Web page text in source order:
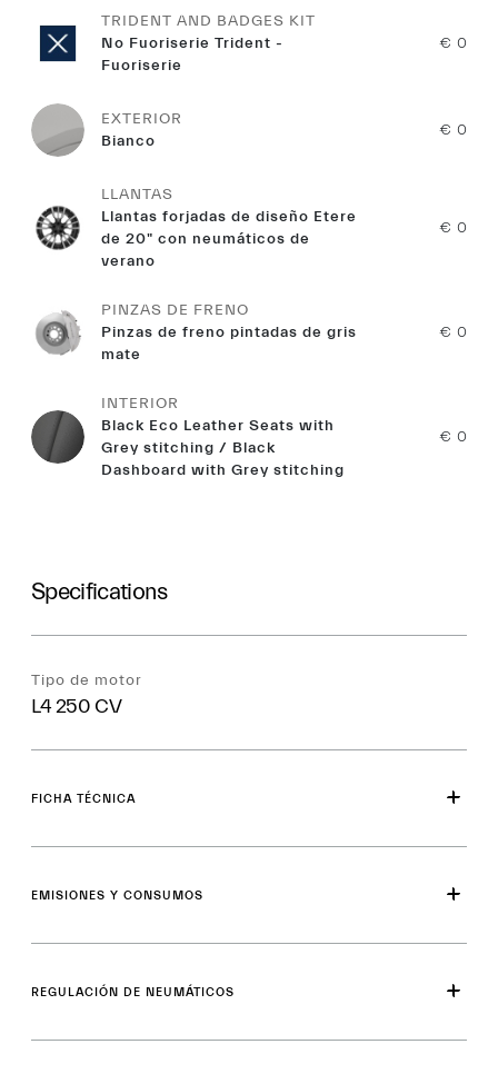
TRIDENT AND BADGES KIT
No Fuoriserie Trident -
Fuoriserie
€ 0
EXTERIOR
Bianco
€ 0
LLANTAS
Llantas forjadas de diseño Etere
de 20" con neumáticos de
verano
€ 0
PINZAS DE FRENO
Pinzas de freno pintadas de gris
mate
€ 0
INTERIOR
Black Eco Leather Seats with
Grey stitching / Black
Dashboard with Grey stitching
€ 0
Specifications
Tipo de motor
L4 250 CV
FICHA TÉCNICA
EMISIONES Y CONSUMOS
REGULACIÓN DE NEUMÁTICOS